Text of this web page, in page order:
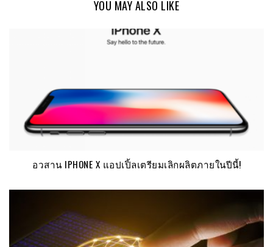
YOU MAY ALSO LIKE
อวสาน IPHONE X แอปเปิ้ลเตรียมเลิกผลิตภายในปีนี้!